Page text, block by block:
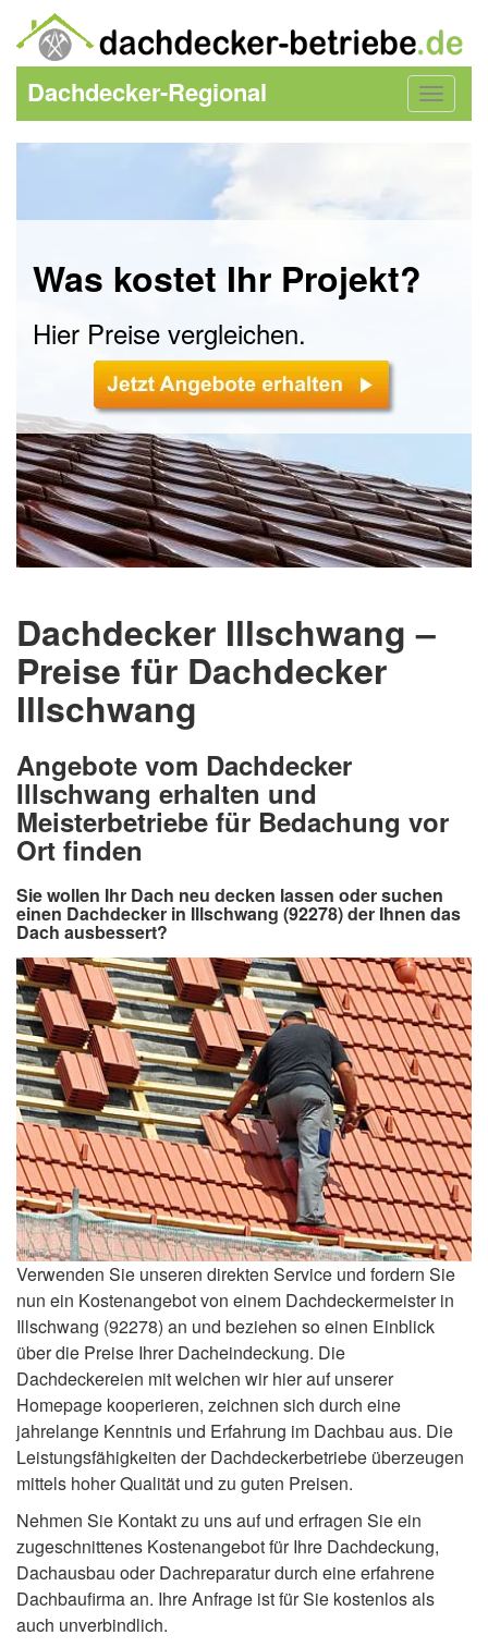
Toggle
Dachdecker-Regional
Was kostet Ihr Projekt?
Hier Preise vergleichen.
Dachdecker Illschwang –
Preise für Dachdecker
Illschwang
Angebote vom Dachdecker
Illschwang erhalten und
Meisterbetriebe für Bedachung vor
Ort finden
Sie wollen Ihr Dach neu decken lassen oder suchen
einen Dachdecker in Illschwang (92278) der Ihnen das
Dach ausbessert?
Verwenden Sie unseren direkten Service und fordern Sie
nun ein Kostenangebot von einem Dachdeckermeister in
Illschwang (92278) an und beziehen so einen Einblick
über die Preise Ihrer Dacheindeckung. Die
Dachdeckereien mit welchen wir hier auf unserer
Homepage kooperieren, zeichnen sich durch eine
jahrelange Kenntnis und Erfahrung im Dachbau aus. Die
Leistungsfähigkeiten der Dachdeckerbetriebe überzeugen
mittels hoher Qualität und zu guten Preisen.
Nehmen Sie Kontakt zu uns auf und erfragen Sie ein
zugeschnittenes Kostenangebot für Ihre Dachdeckung,
Dachausbau oder Dachreparatur durch eine erfahrene
Dachbaufirma an. Ihre Anfrage ist für Sie kostenlos als
auch unverbindlich.